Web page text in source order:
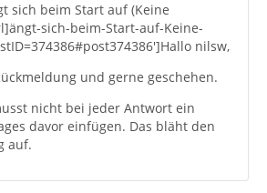
sich beim Start auf (Keine
sich-beim-Start-auf-Keine-
nilsw,
und gerne geschehen.
nicht bei jeder Antwort ein
davor einfügen. Das bläht den
auf.